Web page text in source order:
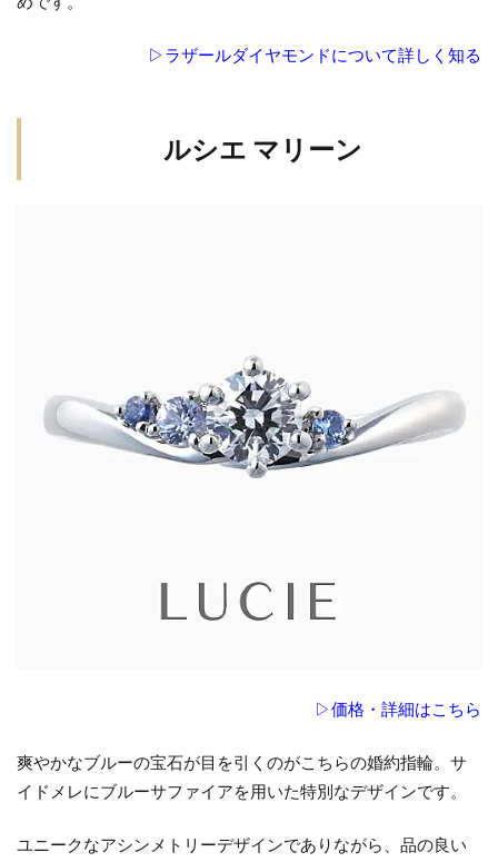
▷ラザールダイヤモンドについて詳しく知る
ルシエ マリーン
▷価格・詳細はこちら
爽やかなブルーの宝石が目を引くのがこちらの婚約指輪。サ
イドメレにブルーサファイアを用いた特別なデザインです。
ユニークなアシンメトリーデザインでありながら、品の良い